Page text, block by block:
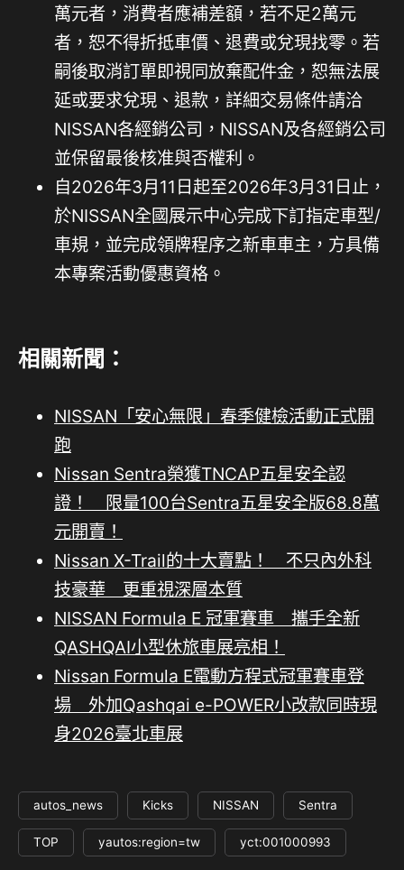
萬元者，消費者應補差額，若不足2萬元
者，恕不得折抵車價、退費或兌現找零。若
嗣後取消訂單即視同放棄配件金，恕無法展
延或要求兌現、退款，詳細交易條件請洽
NISSAN各經銷公司，NISSAN及各經銷公司
並保留最後核准與否權利。
自2026年3月11日起至2026年3月31日止，
於NISSAN全國展示中心完成下訂指定車型/
車規，並完成領牌程序之新車車主，方具備
本專案活動優惠資格。
相關新聞：
NISSAN「安心無限」春季健檢活動正式開
跑
Nissan Sentra榮獲TNCAP五星安全認
證！ 限量100台Sentra五星安全版68.8萬
元開賣！
Nissan X-Trail的十大賣點！ 不只內外科
技豪華 更重視深層本質
NISSAN Formula E 冠軍賽車 攜手全新
QASHQAI小型休旅車展亮相！
Nissan Formula E電動方程式冠軍賽車登
場 外加Qashqai e-POWER小改款同時現
身2026臺北車展
autos_news Kicks NISSAN Sentra
TOP yautos:region=tw yct:001000993